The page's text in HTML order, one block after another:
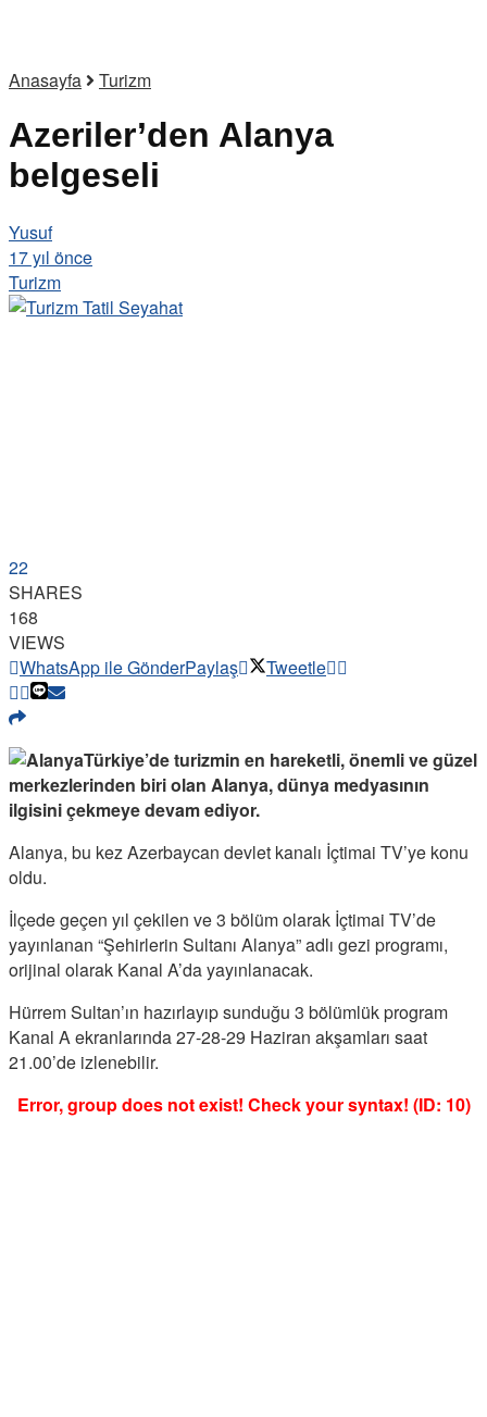
Anasayfa Turizm
Azeriler’den Alanya
belgeseli
Yusuf
17 yıl önce
Turizm
22
SHARES
168
VIEWS
WhatsApp ile GönderPaylaş Tweetle
Türkiye’de turizmin en hareketli, önemli ve güzel
merkezlerinden biri olan Alanya, dünya medyasının
ilgisini çekmeye devam ediyor.
Alanya, bu kez Azerbaycan devlet kanalı İçtimai TV’ye konu
oldu.
İlçede geçen yıl çekilen ve 3 bölüm olarak İçtimai TV’de
yayınlanan “Şehirlerin Sultanı Alanya” adlı gezi programı,
orijinal olarak Kanal A’da yayınlanacak.
Hürrem Sultan’ın hazırlayıp sunduğu 3 bölümlük program
Kanal A ekranlarında 27-28-29 Haziran akşamları saat
21.00’de izlenebilir.
Error, group does not exist! Check your syntax! (ID: 10)